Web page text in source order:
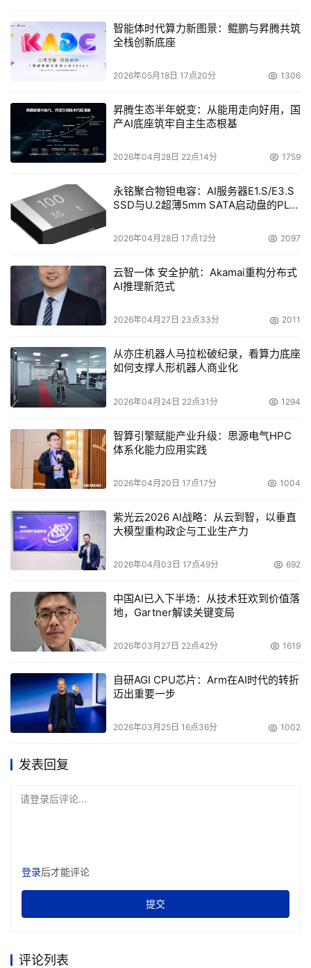
智能体时代算力新图景：鲲鹏与昇腾共筑
全栈创新底座
2026年05月18日 17点20分 1306
昇腾生态半年蜕变：从能用走向好用，国
产AI底座筑牢自主生态根基
2026年04月28日 22点14分 1759
永铭聚合物钽电容：AI服务器E1.S/E3.S
SSD与U.2超薄5mm SATA启动盘的PLP
2026年04月28日 17点12分 2097
云智一体 安全护航：Akamai重构分布式
AI推理新范式
2026年04月27日 23点33分 2011
从亦庄机器人马拉松破纪录，看算力底座
如何支撑人形机器人商业化
2026年04月24日 22点31分 1294
智算引擎赋能产业升级：思源电气HPC
体系化能力应用实践
2026年04月20日 17点17分 1004
紫光云2026 AI战略：从云到智，以垂直
大模型重构政企与工业生产力
2026年04月03日 17点49分 692
中国AI已入下半场：从技术狂欢到价值落
地，Gartner解读关键变局
2026年03月27日 22点42分 1619
自研AGI CPU芯片：Arm在AI时代的转折
迈出重要一步
2026年03月25日 16点36分 1002
发表回复
请登录后评论...
登录后才能评论
提交
评论列表